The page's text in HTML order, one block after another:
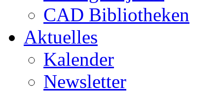
CAD Bibliotheken
Aktuelles
Kalender
Newsletter